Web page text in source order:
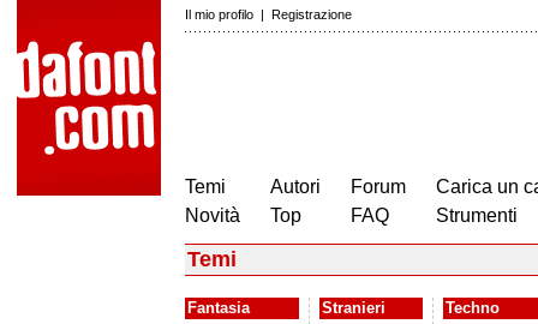
Il mio profilo | Registrazione
Temi
Novità
Autori
Top
Forum
FAQ
Carica un
Strumenti
Temi
Fantasia
Stranieri
Techno